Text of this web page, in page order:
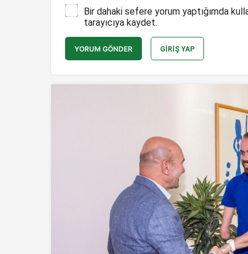
Bir dahaki sefere yorum yaptığımda
tarayıcıya kaydet.
YORUM GÖNDER GIRIŞ YAP